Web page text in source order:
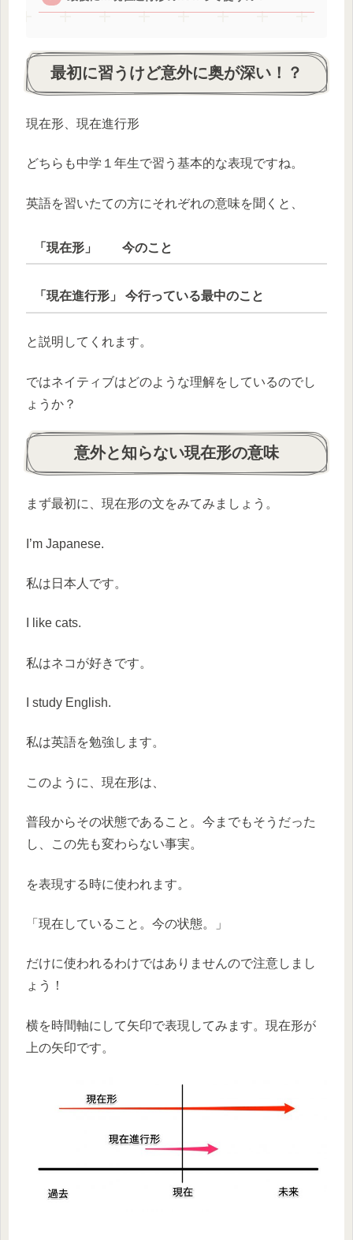
最初に習うけど意外に奥が深い！？
現在形、現在進行形
どちらも中学１年生で習う基本的な表現ですね。
英語を習いたての方にそれぞれの意味を聞くと、
「現在形」 今のこと
「現在進行形」 今行っている最中のこと
と説明してくれます。
ではネイティブはどのような理解をしているのでし
ょうか？
意外と知らない現在形の意味
まず最初に、現在形の文をみてみましょう。
I’m Japanese.
私は日本人です。
I like cats.
私はネコが好きです。
I study English.
私は英語を勉強します。
このように、現在形は、
普段からその状態であること。今までもそうだった
し、この先も変わらない事実。
を表現する時に使われます。
「現在していること。今の状態。」
だけに使われるわけではありませんので注意しまし
ょう！
横を時間軸にして矢印で表現してみます。現在形が
上の矢印です。